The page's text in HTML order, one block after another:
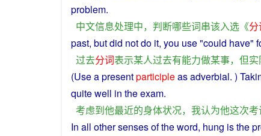
problem.
中文信息处理中， 判断哪些词串该入选 《分
past, butdid notdo it, you use "could have"
过去分词表示某人过去有能力做某事， 但
(Use a presentparticipleas adverbial. )
quitewell in theexam.
考虑到他最近的身体状况， 我认为他这次考
In all othersensesoftheword, hung isthe